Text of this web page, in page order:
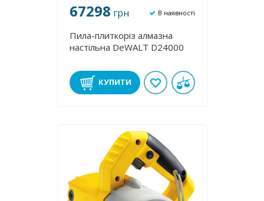
67298 грн В наявності
Пила-плиткоріз алмазна
настільна DeWALT D24000
КУПИТИ